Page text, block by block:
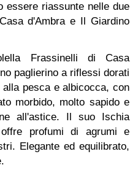
essere riassunte nelle due
d'Ambra e Il Giardino
Frassinelli di Casa
paglierino a riflessi dorati
pesca e albicocca, con
morbido, molto sapido e
all'astice. Il suo Ischia
profumi di agrumi e
Elegante ed equilibrato,